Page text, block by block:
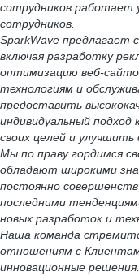
сотрудников работает
сотрудников.
SparkWave предлагает
включая разработку
оптимизацию веб-
технологиям и
предоставить
индивидуальный
своих целей и улучшить
Мы по праву гордимся
обладают широкими
постоянно
последними
новых разработок и
Наша команда
отношениям с
инновационные